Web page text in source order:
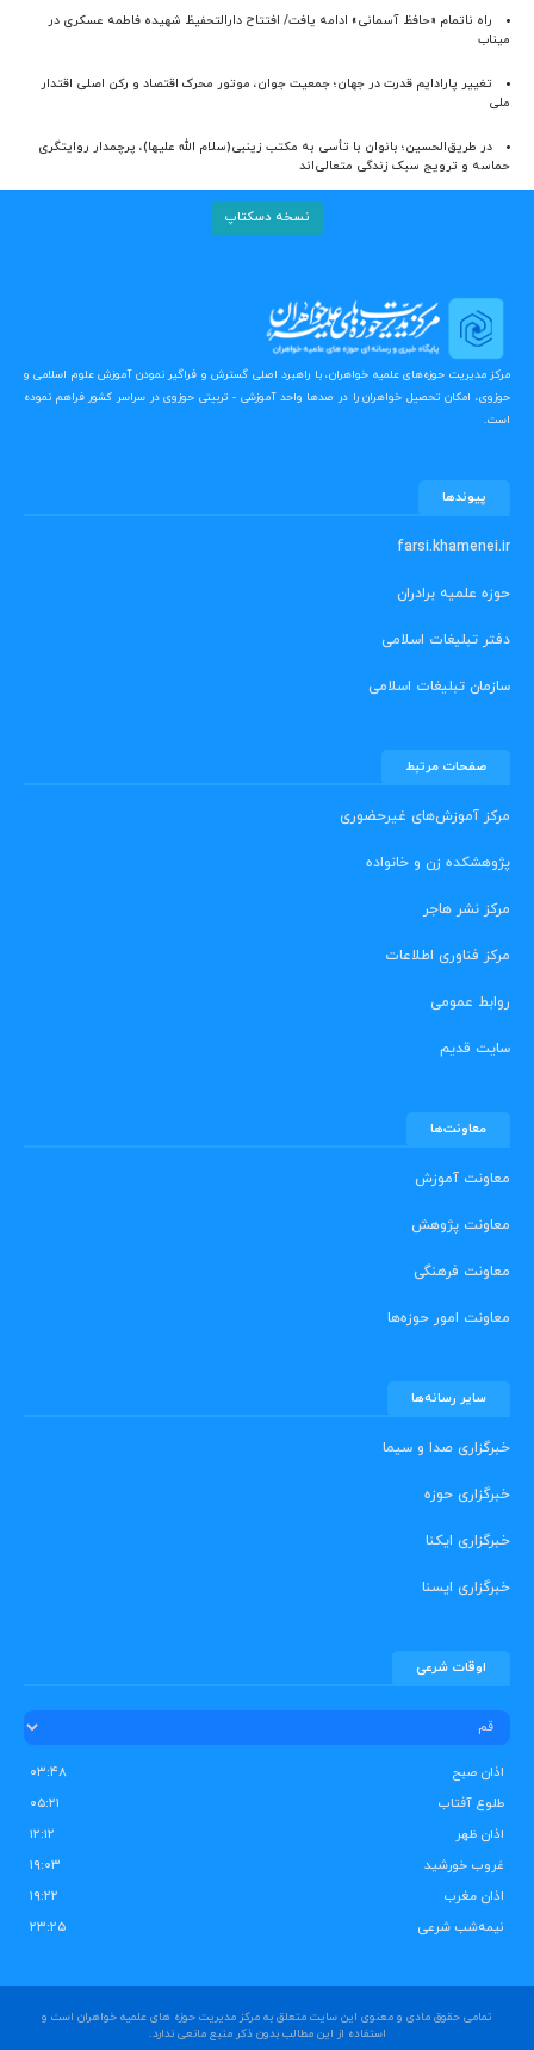
راه ناتمام «حافظ آسمانی» ادامه یافت/ افتتاح دارالتحفیظ شهیده فاطمه عسکری در
میناب
تغییر پارادایم قدرت در جهان؛ جمعیت جوان، موتور محرک اقتصاد و رکن اصلی اقتدار
ملی
در طریق‌الحسین؛ بانوان با تأسی به مکتب زینبی(سلام الله علیها)، پرچمدار روایتگری
حماسه و ترویج سبک زندگی متعالی‌اند
نسخه دسکتاپ
مرکز مدیریت حوزه‌های علمیه خواهران، با راهبرد اصلی گسترش و فراگیر نمودن آموزش علوم اسلامی و
حوزوی، امکان تحصیل خواهران را در صدها واحد آموزشی - تربیتی حوزوی در سراسر کشور فراهم نموده
است.
پیوندها
farsi.khamenei.ir
حوزه علمیه برادران
دفتر تبلیغات اسلامی
سازمان تبلیغات اسلامی
صفحات مرتبط
مرکز آموزش‌های غیرحضوری
پژوهشکده زن و خانواده
مرکز نشر هاجر
مرکز فناوری اطلاعات
روابط عمومی
سایت قدیم
معاونت‌ها
معاونت آموزش
معاونت پژوهش
معاونت فرهنگی
معاونت امور حوزه‌ها
سایر رسانه‌ها
خبرگزاری صدا و سیما
خبرگزاری حوزه
خبرگزاری ایکنا
خبرگزاری ایسنا
اوقات شرعی
اذان صبح
۰۳:۴۸
طلوع آفتاب
۰۵:۲۱
اذان ظهر
۱۲:۱۲
غروب خورشید
۱۹:۰۳
اذان مغرب
۱۹:۲۲
نیمه‌شب شرعی
۲۳:۲۵
تمامی حقوق مادی و معنوی این سایت متعلق به مرکز مدیریت حوزه های علمیه خواهران است و
استفاده از این مطالب بدون ذکر منبع مانعی ندارد.